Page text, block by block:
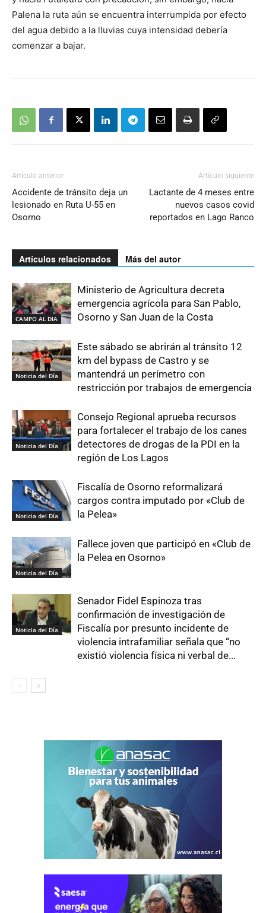
Palena la ruta aún se encuentra interrumpida por efecto
del agua debido a la lluvias cuya intensidad debería
comenzar a bajar.
Artículo anterior
Accidente de tránsito deja un
lesionado en Ruta U-55 en
Osorno
Artículo siguiente
Lactante de 4 meses entre
nuevos casos covid
reportados en Lago Ranco
Artículos relacionados Más del autor
CAMPO AL DIA
Ministerio de Agricultura decreta
emergencia agrícola para San Pablo,
Osorno y San Juan de la Costa
Noticia del Día
Este sábado se abrirán al tránsito 12
km del bypass de Castro y se
mantendrá un perímetro con
restricción por trabajos de emergencia
Noticia del Día
Consejo Regional aprueba recursos
para fortalecer el trabajo de los canes
detectores de drogas de la PDI en la
región de Los Lagos
Noticia del Día
Fiscalía de Osorno reformalizará
cargos contra imputado por «Club de
la Pelea»
Noticia del Día
Fallece joven que participó en «Club de
la Pelea en Osorno»
Noticia del Día
Senador Fidel Espinoza tras
confirmación de investigación de
Fiscalía por presunto incidente de
violencia intrafamiliar señala que “no
existió violencia física ni verbal de...